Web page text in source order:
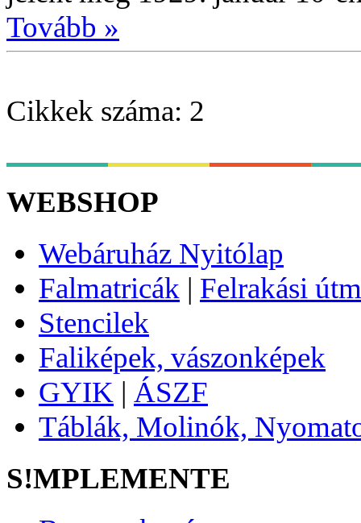
Tovább »
Cikkek száma: 2
WEBSHOP
Webáruház Nyitólap
Falmatricák | Felrakási
Stencilek
Faliképek, vászonképek
GYIK | ÁSZF
Táblák, Molinók,
S!MPLEMENTE